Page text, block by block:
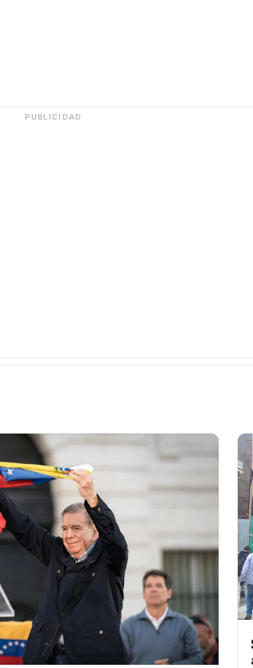
PUBLICIDAD